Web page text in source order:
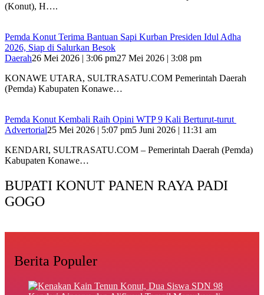
(Konut), H….
Pemda Konut Terima Bantuan Sapi Kurban Presiden Idul Adha
2026, Siap di Salurkan Besok
Daerah26 Mei 2026 | 3:06 pm27 Mei 2026 | 3:08 pm
KONAWE UTARA, SULTRASATU.COM Pemerintah Daerah
(Pemda) Kabupaten Konawe…
Pemda Konut Kembali Raih Opini WTP 9 Kali Berturut-turut
Advertorial25 Mei 2026 | 5:07 pm5 Juni 2026 | 11:31 am
KENDARI, SULTRASATU.COM – Pemerintah Daerah (Pemda)
Kabupaten Konawe…
BUPATI KONUT PANEN RAYA PADI
GOGO
Berita Populer